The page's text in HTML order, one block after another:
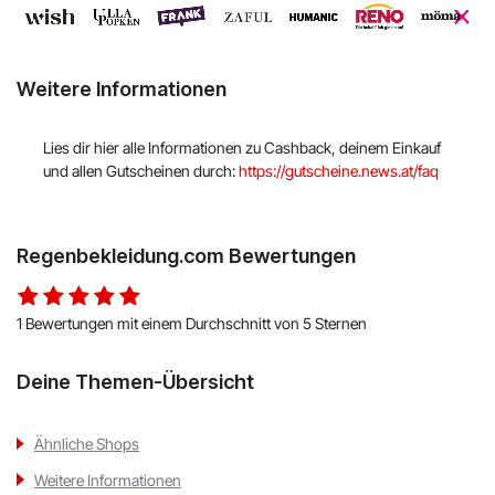
Shop Apotheke
ABOUT YOU
Universal
HUMANIC
Ulla Popken
Weitere Informationen
Lies dir hier alle Informationen zu Cashback, deinem Einkauf
und allen Gutscheinen durch:https://gutscheine.news.at/faq
Regenbekleidung.com Bewertungen
1 Bewertungen mit einem Durchschnitt von 5 Sternen
Deine Themen-Übersicht
Ähnliche Shops
Weitere Informationen